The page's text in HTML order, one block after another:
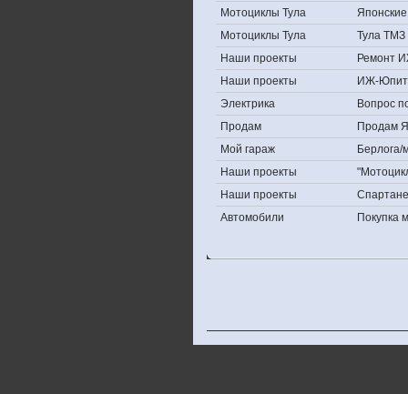
Мотоциклы Тула
Мотоциклы Тула
Тула ТМЗ
Наши проекты
Ремонт
Наши проекты
ИЖ-
Электрика
Вопрос
Продам
Продам
Мой гараж
Берлога/
Наши проекты
Наши проекты
Автомобили
Покупка